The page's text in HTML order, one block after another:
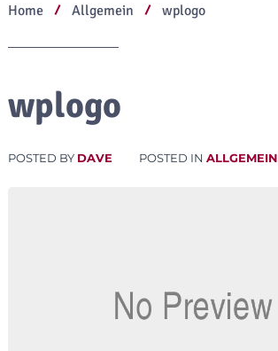
Home Allgemein wplogo
wplogo
POSTED BY DAVE POSTED IN ALLGEMEIN